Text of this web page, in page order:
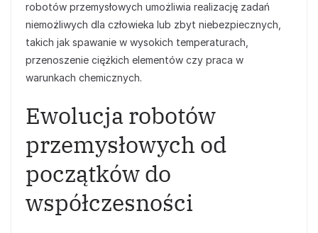
robotów przemysłowych umożliwia realizację zadań
niemożliwych dla człowieka lub zbyt niebezpiecznych,
takich jak spawanie w wysokich temperaturach,
przenoszenie ciężkich elementów czy praca w
warunkach chemicznych.
Ewolucja robotów
przemysłowych od
początków do
współczesności